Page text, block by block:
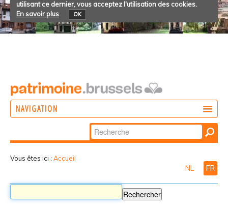
utilisant ce dernier, vous acceptez l'utilisation des cookies.
En savoir plus
OK
NAVIGATION
Chercher par
Recherche
Vous êtes ici : Accueil
NL FR